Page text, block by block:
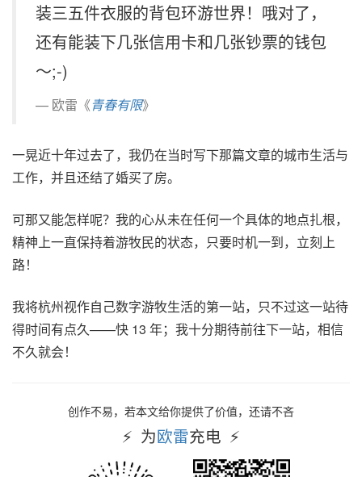
装三五件衣服的背包环游世界！哦对了，
还有能装下几张信用卡和几张钞票的钱包
～;-)
欧雷《青春有限》
一晃近十年过去了，我仍在当时写下那篇文章的城市生活与
工作，并且还结了婚买了房。
可那又能怎样呢？我的心从未在任何一个具体的地点扎根，
精神上一直保持着游牧民的状态，只要时机一到，立刻上
路！
我将杭州视作自己数字游牧生活的第一站，只不过这一站待
得时间有点久——快 13 年；我十分期待前往下一站，相信
不久就会！
创作不易，若本文给你提供了价值，还请不吝
为欧雷充电